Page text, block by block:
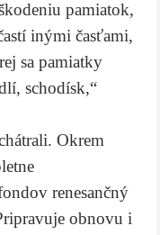
pamiatok,
inými časťami,
sa pamiatky
schodísk,“
Okrem
renesančný
obnovu i